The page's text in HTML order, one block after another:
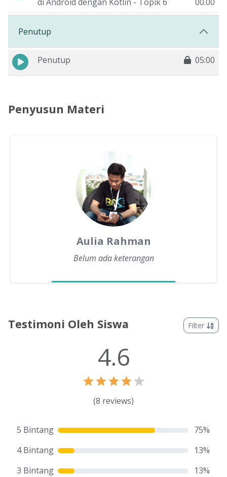
Penutup
Penutup 05:00
Penyusun Materi
Aulia Rahman
Belum ada keterangan
Testimoni Oleh Siswa Filter
4.6
(8 reviews)
5 Bintang 75%
4 Bintang
13%
3 Bintang
13%